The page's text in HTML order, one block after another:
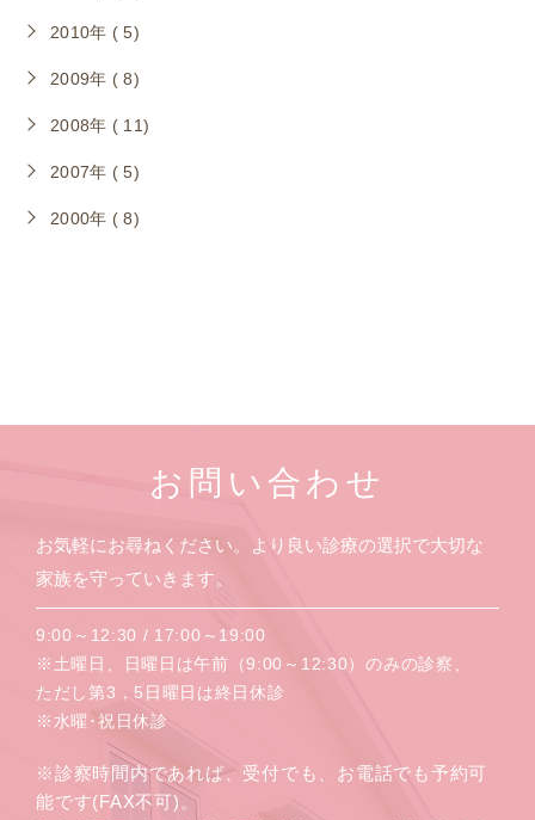
2010年 ( 5)
2009年 ( 8)
2008年 ( 11)
2007年 ( 5)
2000年 ( 8)
お問い合わせ
お気軽にお尋ねください。より良い診療の選択で大切な
家族を守っていきます。
9:00～12:30 / 17:00～19:00
※土曜日、日曜日は午前（9:00～12:30）のみの診察、
ただし第3，5日曜日は終日休診
※水曜･祝日休診
※診察時間内であれば、受付でも、お電話でも予約可
能です(FAX不可)。